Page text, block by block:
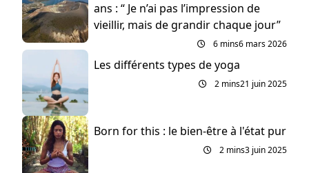
ans : “ Je n’ai pas l’impression de
vieillir, mais de grandir chaque jour”
6 mins6 mars 2026
Les différents types de yoga
2 mins21 juin 2025
Born for this : le bien-être à l'état pur
2 mins3 juin 2025